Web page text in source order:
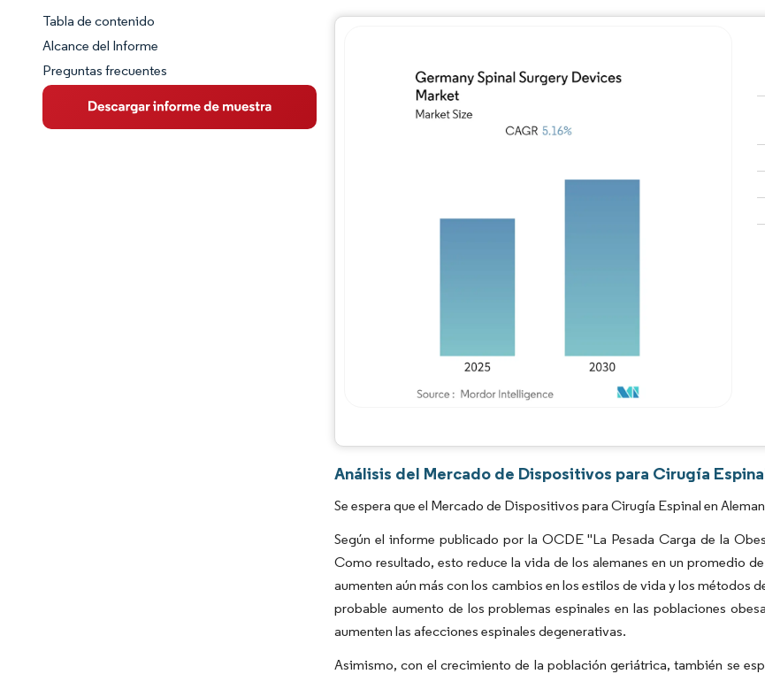
Panorama del Mercado
Visión General del Mercado
Tendencias Principales del Mercado
Tabla de contenido
Alcance del Informe
Preguntas frecuentes
Análisis del Mercado de Dispositivos para Cirugía
Se espera que el Mercado de Dispositivos para Cirugía Espinal en
Según el informe publicado por la OCDE "La Pesada Carga de la
Como resultado, esto reduce la vida de los alemanes en un promedio
aumenten aún más con los cambios en los estilos de vida y los métodos
probable aumento de los problemas espinales en las poblaciones
aumenten las afecciones espinales degenerativas.
Asimismo, con el crecimiento de la población geriátrica, también se